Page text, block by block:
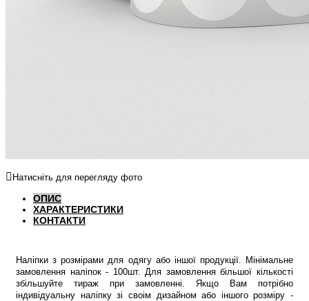
Натисніть для перегляду фото
ОПИС
ХАРАКТЕРИСТИКИ
КОНТАКТИ
Наліпки з розмірами для одягу або іншої продукції. Мінімальне
замовлення наліпок - 100шт. Для замовлення більшої кількості
збільшуйте тираж при замовленні. Якщо Вам потрібно
індивідуальну наліпку зі своім дизайном або іншого розміру -